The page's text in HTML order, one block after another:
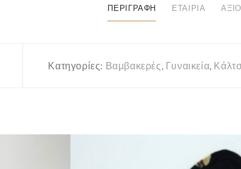
ΠΕΡΙΓΡΑΦΉ ΕΤΑΙΡΊΑ
Κατηγορίες: Βαμβακερές, Γυναικεία,